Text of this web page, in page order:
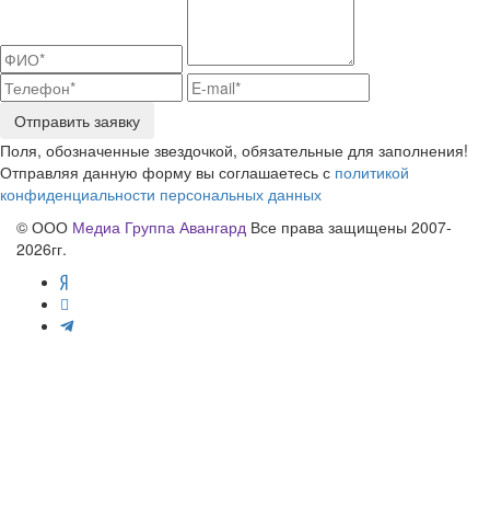
Отправить заявку
Поля, обозначенные звездочкой, обязательные для заполнения!
Отправляя данную форму вы соглашаетесь с политикой
конфиденциальности персональных данных
© ООО Медиа Группа Авангард Все права защищены 2007-
2026гг.